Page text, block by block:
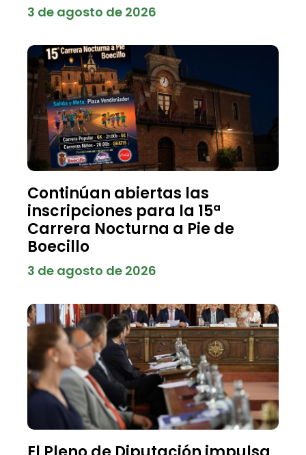
3 de agosto de 2026
Continúan abiertas las
inscripciones para la 15ª
Carrera Nocturna a Pie de
Boecillo
3 de agosto de 2026